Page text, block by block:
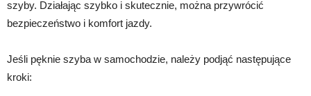
szyby. Działając szybko i skutecznie, można przywrócić
bezpieczeństwo i komfort jazdy.
Jeśli pęknie szyba w samochodzie, należy podjąć następujące
kroki: